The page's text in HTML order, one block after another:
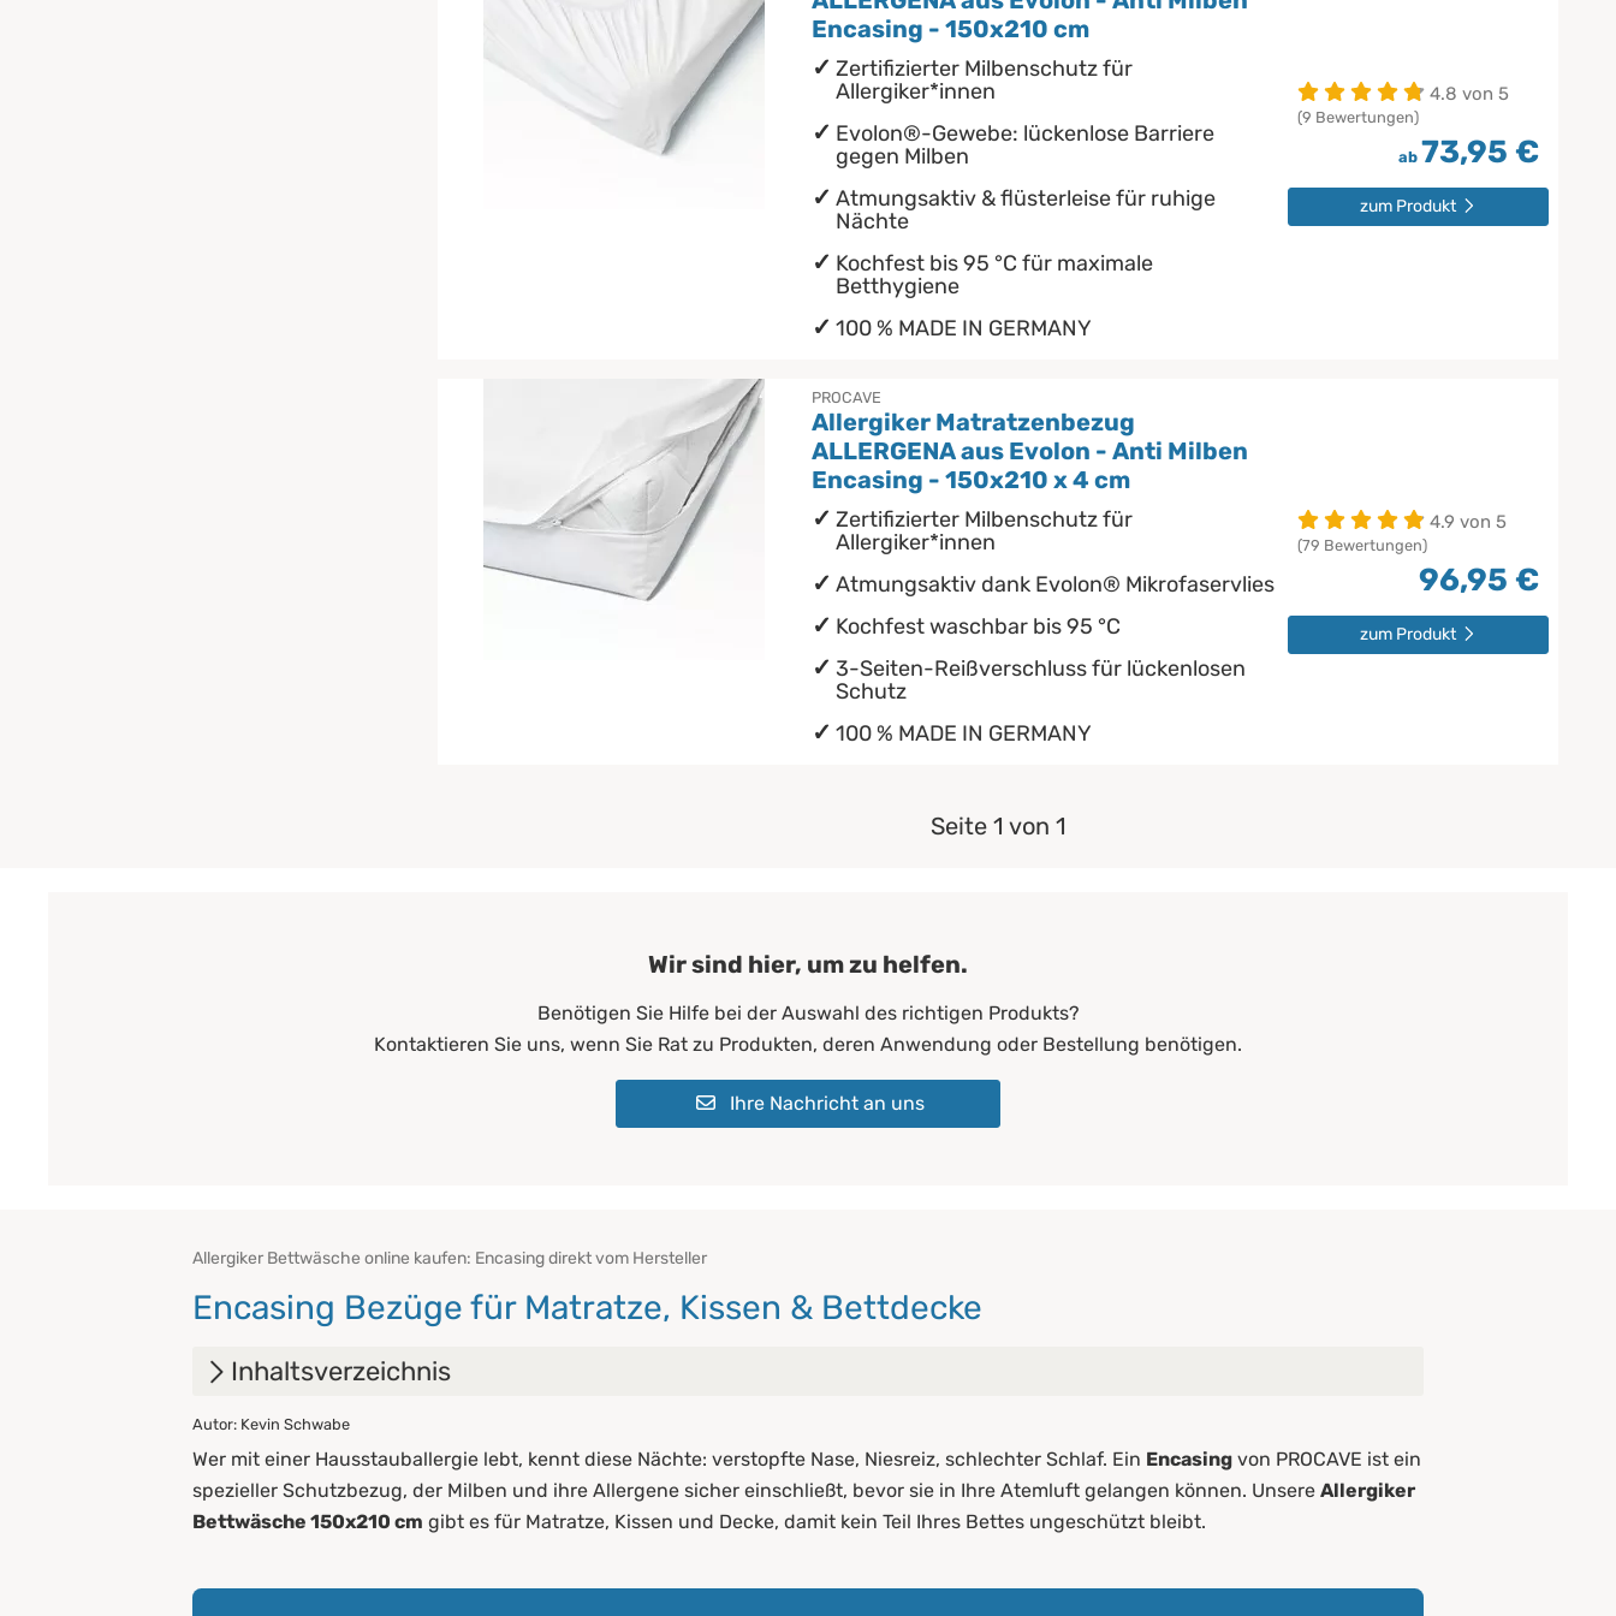
Encasing - 150x210 cm
Zertifizierter Milbenschutz für
Allergiker*innen
Evolon®-Gewebe: lückenlose Barriere
gegen Milben
Atmungsaktiv & flüsterleise für ruhige
Nächte
Kochfest bis 95 °C für maximale
Betthygiene
100 % MADE IN GERMANY
4.8 von 5
(9 Bewertungen)
ab 73,95 €
zum Produkt
PROCAVE
Allergiker Matratzenbezug
ALLERGENA aus Evolon - Anti Milben
Encasing - 150x210 x 4 cm
Zertifizierter Milbenschutz für
Allergiker*innen
Atmungsaktiv dank Evolon® Mikrofaservlies
Kochfest waschbar bis 95 °C
3-Seiten-Reißverschluss für lückenlosen
Schutz
100 % MADE IN GERMANY
4.9 von 5
(79 Bewertungen)
96,95 €
zum Produkt
Seite 1 von 1
Wir sind hier, um zu helfen.
Benötigen Sie Hilfe bei der Auswahl des richtigen Produkts?
Kontaktieren Sie uns, wenn Sie Rat zu Produkten, deren Anwendung oder Bestellung benötigen.
Ihre Nachricht an uns
Allergiker Bettwäsche online kaufen: Encasing direkt vom Hersteller
Encasing Bezüge für Matratze, Kissen & Bettdecke
Inhaltsverzeichnis
1. Was ist ein Encasing eigentlich?
2. Warum Evolon® bei Encasing Bettwäsche entscheidend ist
3. Milbenbezüge für Matratze, Kissen und Decke
Autor: Kevin Schwabe
Wer mit einer Hausstauballergie lebt, kennt diese Nächte: verstopfte Nase, Niesreiz, schlechter Schlaf. Ein Encasing von PROCAVE ist ein
spezieller Schutzbezug, der Milben und ihre Allergene sicher einschließt, bevor sie in Ihre Atemluft gelangen können. Unsere Allergiker
Bettwäsche 150x210 cm gibt es für Matratze, Kissen und Decke, damit kein Teil Ihres Bettes ungeschützt bleibt.